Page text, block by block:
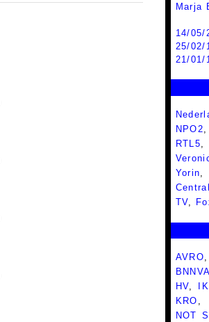
Marja
14/05/
25/02/
21/01/
NPO2
RTL5
Yorin
Central
TV
AVRO
HV,
KRO ,
NOT